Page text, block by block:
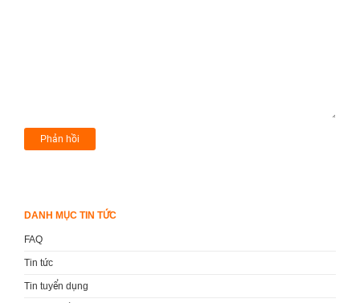
DANH MỤC TIN TỨC
FAQ
Tin tức
Tin tuyển dụng